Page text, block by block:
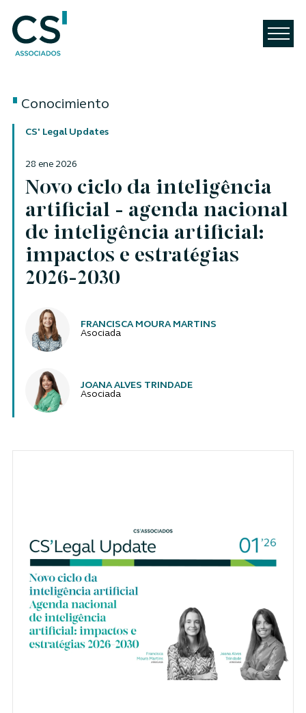
Conocimiento
CS' Legal Updates
28 ene 2026
Novo ciclo da inteligência
artificial - agenda nacional
de inteligência artificial:
impactos e estratégias
2026-2030
Autores
FRANCISCA MOURA MARTINS
Asociada
JOANA ALVES TRINDADE
Asociada